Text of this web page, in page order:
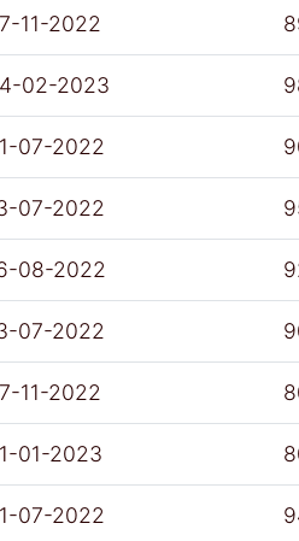
11-2022
02-2023
07-2022
07-2022
08-2022
07-2022
11-2022
01-2023
07-2022